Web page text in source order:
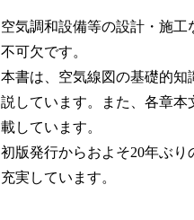
空気調和設備等の設計・施
不可欠です。
本書は、空気線図の基礎的
説しています。また、各章
載しています。
初版発行からおよそ20年ぶ
充実しています。